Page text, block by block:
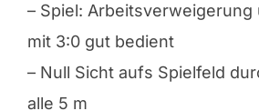
– Spiel:
mit 3:0 gut bedient
– Null Sicht aufs Spielfeld
alle 5 m